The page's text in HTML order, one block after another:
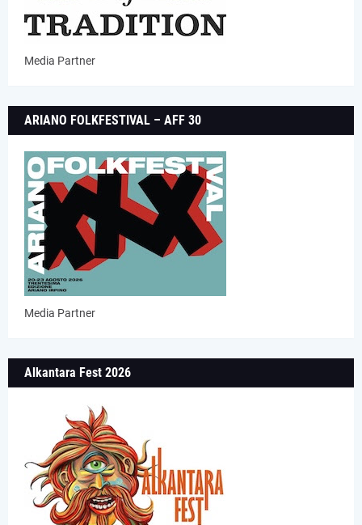
Media Partner
ARIANO FOLKFESTIVAL – AFF 30
Media Partner
Alkantara Fest 2026